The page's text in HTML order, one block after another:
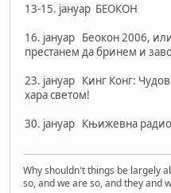
13-15. јануар БЕОКОН
16. јануар Беокон 2006,
престанем да бринем и
23. јануар Кинг Конг:
хара светом!
30. јануар Књижевна
Why shouldn't things be largely
so, and we are so, and they and